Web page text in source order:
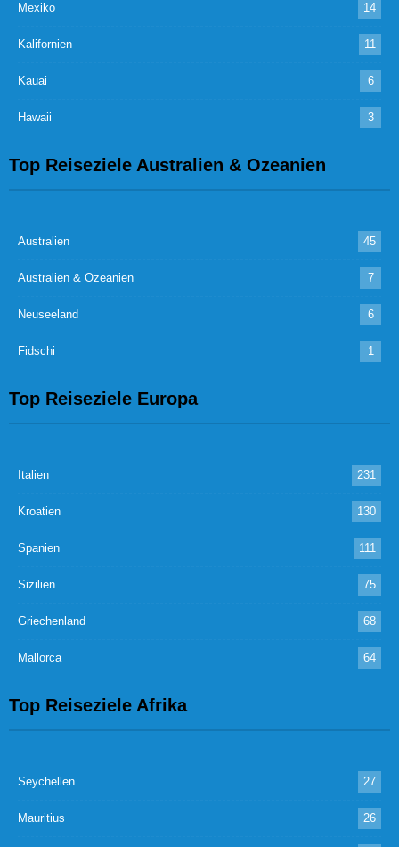
Mexiko 14
Kalifornien 11
Kauai 6
Hawaii 3
Top Reiseziele Australien & Ozeanien
Australien 45
Australien & Ozeanien 7
Neuseeland 6
Fidschi 1
Top Reiseziele Europa
Italien 231
Kroatien 130
Spanien 111
Sizilien 75
Griechenland 68
Mallorca 64
Top Reiseziele Afrika
Seychellen 27
Mauritius 26